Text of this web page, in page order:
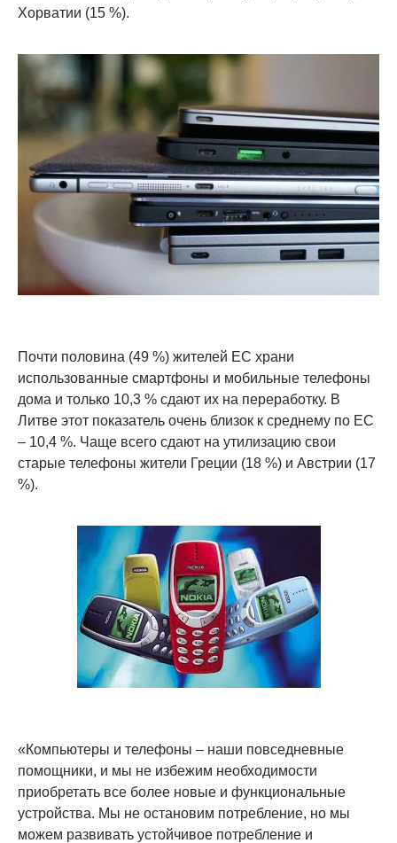
Хорватии (15 %).
Почти половина (49 %) жителей ЕС храни
использованные смартфоны и мобильные телефоны
дома и только 10,3 % сдают их на переработку. В
Литве этот показатель очень близок к среднему по ЕС
– 10,4 %. Чаще всего сдают на утилизацию свои
старые телефоны жители Греции (18 %) и Австрии (17
%).
«Компьютеры и телефоны – наши повседневные
помощники, и мы не избежим необходимости
приобретать все более новые и функциональные
устройства. Мы не остановим потребление, но мы
можем развивать устойчивое потребление и